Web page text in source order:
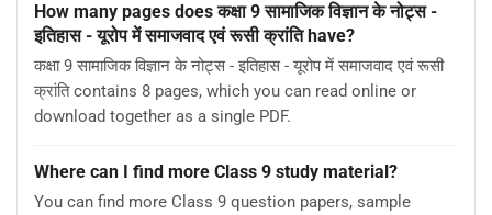
How many pages does कक्षा 9 सामाजिक विज्ञान के नोट्स -
इतिहास - यूरोप में समाजवाद एवं रूसी क्रांति have?
कक्षा 9 सामाजिक विज्ञान के नोट्स - इतिहास - यूरोप में समाजवाद एवं रूसी
क्रांति contains 8 pages, which you can read online or
download together as a single PDF.
Where can I find more Class 9 study material?
You can find more Class 9 question papers, sample